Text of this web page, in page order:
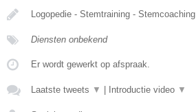
Logopedie - Stemtraining - Stemcoaching
Diensten onbekend
Er wordt gewerkt op afspraak.
Laatste tweets ▼ | Introductie video ▼